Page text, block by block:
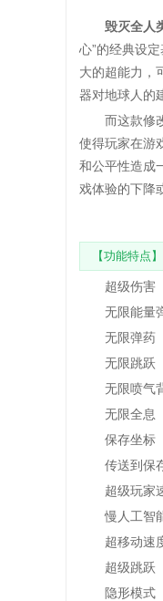
毁灭全人
心”的经典设
大的超能力，
器对地球人的
而这款修改
使得玩家在游
和公平性造成
戏体验的下降
【功能特点】
超级伤害
无限能量
无限弹药
无限跳跃
无限喷气
无限全息（
保存坐标
传送到保
超级玩家
慢人工智
超移动速
超级跳跃
隐形模式